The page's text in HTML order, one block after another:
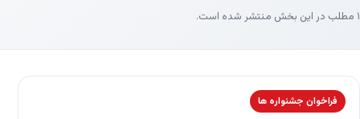
۱ مطلب در این بخش منتشر شده است.
فراخوان جشنواره ها